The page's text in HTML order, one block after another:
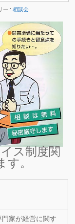
ー :相談会
ス制度関
。
家が経営に関す